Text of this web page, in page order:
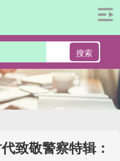
搜索
致敬警察特辑：